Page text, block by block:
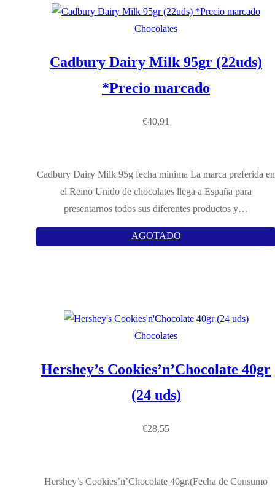
Chocolates
Cadbury Dairy Milk 95gr (22uds)
*Precio marcado
€40,91
Cadbury Dairy Milk 95g fecha minima La marca preferida en
el Reino Unido de chocolates llega a España para
presentarnos todos sus diferentes productos y…
AGOTADO
Chocolates
Hershey’s Cookies’n’Chocolate 40gr
(24 uds)
€28,55
Hershey’s Cookies’n’Chocolate 40gr.(Fecha de Consumo